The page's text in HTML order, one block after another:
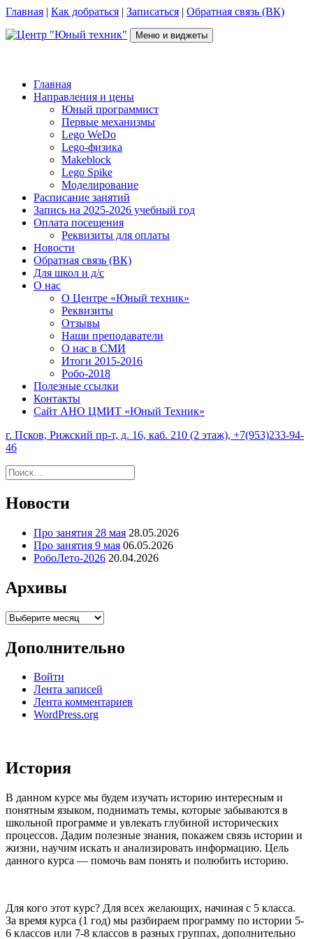
Перейти
содержимому
Главная | Как добраться | Записаться | Обратная связь (ВК)
Меню и виджеты
Главная
Направления и цены
Юный программист
Первые механизмы
Lego WeDo
Lego-физика
Makeblock
Lego Spike
Моделирование
Расписание занятий
Запись на 2025-2026 учебный год
Оплата посещения
Реквизиты для оплаты
Новости
Обратная связь (ВК)
Для школ и д/с
О нас
О Центре «Юный техник»
Реквизиты
Отзывы
Наши преподаватели
О нас в СМИ
Итоги 2015-2016
Робо-2018
Полезные ссылки
Контакты
Сайт АНО ЦМИТ «Юный Техник»
г. Псков, Рижский пр-т, д. 16, каб. 210 (2 этаж), +7(953)233-94-
46
Найти:
Новости
Про занятия 28 мая 28.05.2026
Про занятия 9 мая 06.05.2026
РобоЛето-2026 20.04.2026
Архивы
Архивы
Дополнительно
Войти
Лента записей
Лента комментариев
WordPress.org
История
В данном курсе мы будем изучать историю интересным и
понятным языком, поднимать темы, которые забываются в
школьной программе и увлекать глубиной исторических
процессов. Дадим полезные знания, покажем связь истории и
жизни, научим искать и анализировать информацию. Цель
данного курса — помочь вам понять и полюбить историю.
Для кого этот курс? Для всех желающих, начиная с 5 класса.
За время курса (1 год) мы разбираем программу по истории 5-
6 классов или 7-8 классов в разных группах, дополнительно